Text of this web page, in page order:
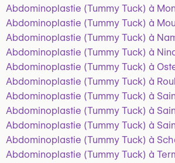
Abdominoplastie (Tummy Tuck) à
Abdominoplastie (Tummy Tuck) à
Abdominoplastie (Tummy Tuck) à
Abdominoplastie (Tummy Tuck) à
Abdominoplastie (Tummy Tuck) à
Abdominoplastie (Tummy Tuck) à
Abdominoplastie (Tummy Tuck) à
Abdominoplastie (Tummy Tuck) à
Abdominoplastie (Tummy Tuck) à
Abdominoplastie (Tummy Tuck) à
Abdominoplastie (Tummy Tuck) à